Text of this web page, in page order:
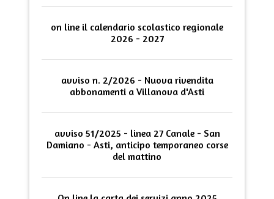
on line il calendario scolastico regionale
2026 - 2027
avviso n. 2/2026 - Nuova rivendita
abbonamenti a Villanova d'Asti
avviso 51/2025 - linea 27 Canale - San
Damiano - Asti, anticipo temporaneo corse
del mattino